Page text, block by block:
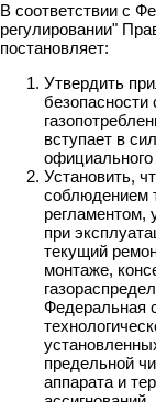
В соответствии с
регулировании"
постановляет:
Утвердить
безопасности
вступает в
официального
Установить,
соблюдением
регламентом,
при
текущий
монтаже,
Федеральная
предельной
аппарата и